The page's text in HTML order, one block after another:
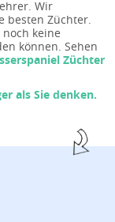
Wir
besten Züchter.
keine
können. Sehen
Züchter
als Sie denken.